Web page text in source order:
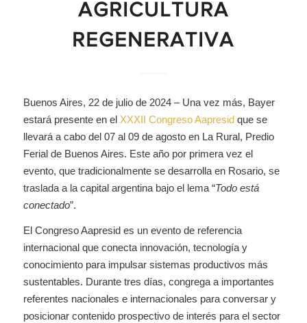
AGRICULTURA
REGENERATIVA
Buenos Aires, 22 de julio de 2024 – Una vez más, Bayer
estará presente en el XXXII Congreso Aapresidque se
llevará a cabo del 07 al 09 de agosto en La Rural, Predio
Ferial de Buenos Aires. Este año por primera vez el
evento, que tradicionalmente se desarrolla en Rosario, se
traslada a la capital argentina bajo el lema “Todo está
conectado”.
El Congreso Aapresid es un evento de referencia
internacional que conecta innovación, tecnología y
conocimiento para impulsar sistemas productivos más
sustentables. Durante tres días, congrega a importantes
referentes nacionales e internacionales para conversar y
posicionar contenido prospectivo de interés para el sector